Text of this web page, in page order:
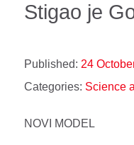
Stigao je
Published: 24
Categories: Science
NOVI MODEL